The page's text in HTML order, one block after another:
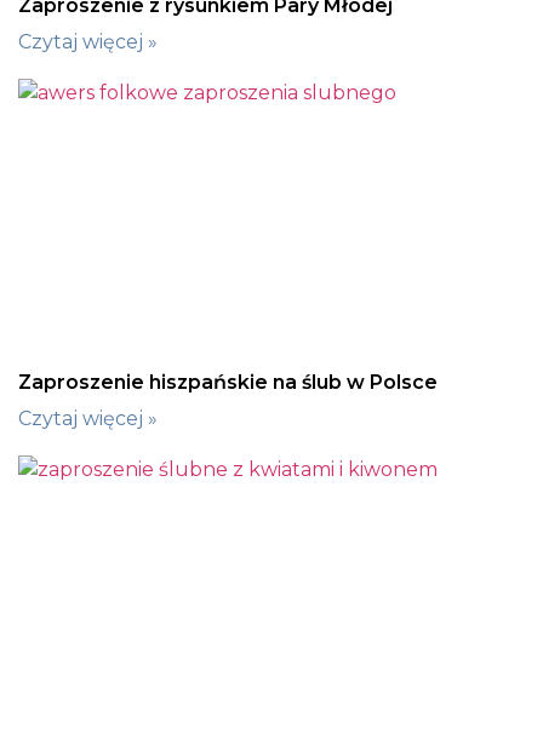
Zaproszenie z rysunkiem Pary Młodej
Czytaj więcej »
Zaproszenie hiszpańskie na ślub w Polsce
Czytaj więcej »